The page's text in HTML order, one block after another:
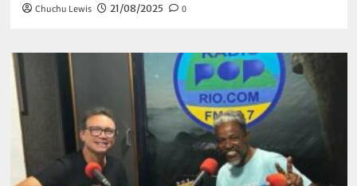
Chuchu Lewis 21/08/2025 0